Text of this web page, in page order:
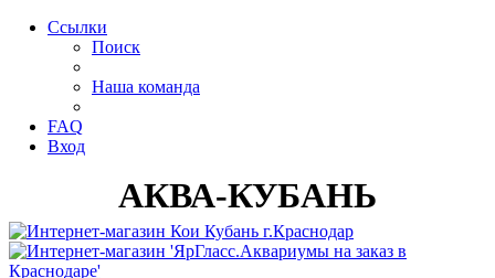
Ссылки
Поиск
Наша команда
FAQ
Вход
АКВА-КУБАНЬ